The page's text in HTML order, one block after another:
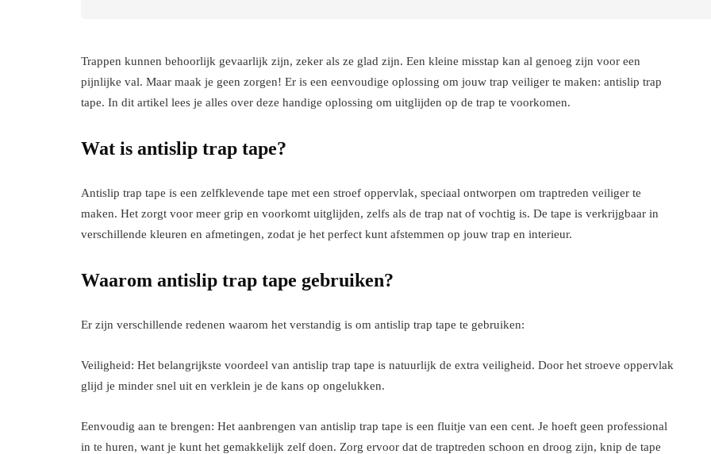
Trappen kunnen behoorlijk gevaarlijk zijn, zeker als ze glad zijn. Een kleine misstap kan al genoeg zijn voor een
pijnlijke val. Maar maak je geen zorgen! Er is een eenvoudige oplossing om jouw trap veiliger te maken: antislip trap
tape. In dit artikel lees je alles over deze handige oplossing om uitglijden op de trap te voorkomen.
Wat is antislip trap tape?
Antislip trap tape is een zelfklevende tape met een stroef oppervlak, speciaal ontworpen om traptreden veiliger te
maken. Het zorgt voor meer grip en voorkomt uitglijden, zelfs als de trap nat of vochtig is. De tape is verkrijgbaar in
verschillende kleuren en afmetingen, zodat je het perfect kunt afstemmen op jouw trap en interieur.
Waarom antislip trap tape gebruiken?
Er zijn verschillende redenen waarom het verstandig is om antislip trap tape te gebruiken:
Veiligheid: Het belangrijkste voordeel van antislip trap tape is natuurlijk de extra veiligheid. Door het stroeve oppervlak
glijd je minder snel uit en verklein je de kans op ongelukken.
Eenvoudig aan te brengen: Het aanbrengen van antislip trap tape is een fluitje van een cent. Je hoeft geen professional
in te huren, want je kunt het gemakkelijk zelf doen. Zorg ervoor dat de traptreden schoon en droog zijn, knip de tape